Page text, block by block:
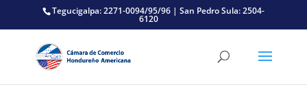
Tegucigalpa: 2271-0094/95/96 | San Pedro Sula: 2504-
6120